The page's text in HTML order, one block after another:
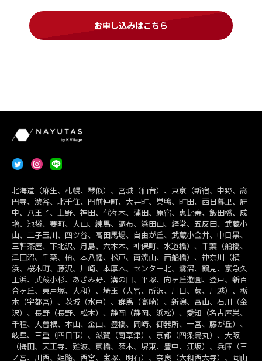
お申し込みはこちら
北海道（麻生、札幌、琴似）、宮城（仙台）、東京（新宿、中野、高
円寺、渋谷、北千住、門前仲町、大井町、巣鴨、町田、西日暮里、府
中、八王子、上野、神田、代々木、蒲田、原宿、恵比寿、飯田橋、成
増、池袋、要町、大山、練馬、調布、浜田山、経堂、五反田、武蔵小
山、二子玉川、四ツ谷、高田馬場、自由が丘、武蔵小金井、中目黒、
三軒茶屋、下北沢、月島、六本木、神保町、水道橋）、千葉（船橋、
津田沼、千葉、柏、本八幡、松戸、南流山、西船橋）、神奈川（横
浜、桜木町、藤沢、川崎、本厚木、センター北、鷺沼、鶴見、京急久
里浜、武蔵小杉、あざみ野、溝の口、平塚、向ヶ丘遊園、登戸、新百
合ヶ丘、東戸塚、大和）、埼玉（大宮、所沢、川口、蕨、川越）、栃
木（宇都宮）、茨城（水戸）、群馬（高崎）、新潟、富山、石川（金
沢）、長野（長野、松本）、静岡（静岡、浜松）、愛知（名古屋栄、
千種、大曽根、本山、金山、豊橋、岡崎、御器所、一宮、藤が丘）、
岐阜、三重（四日市）、滋賀（南草津）、京都（四条烏丸）、大阪
（梅田、天王寺、難波、京橋、茨木、堺東、豊中、江坂）、兵庫（三
ノ宮、川西、姫路、西宮、宝塚、明石）、奈良（大和西大寺）、岡山